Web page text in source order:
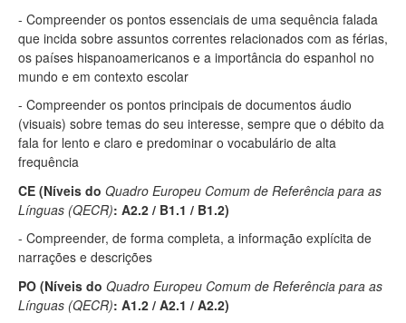
- Compreender os pontos essenciais de uma sequência falada
que incida sobre assuntos correntes relacionados com as férias,
os países hispanoamericanos e a importância do espanhol no
mundo e em contexto escolar
- Compreender os pontos principais de documentos áudio
(visuais) sobre temas do seu interesse, sempre que o débito da
fala for lento e claro e predominar o vocabulário de alta
frequência
CE (Níveis do Quadro Europeu Comum de Referência para as
Línguas (QECR): A2.2 / B1.1 / B1.2)
- Compreender, de forma completa, a informação explícita de
narrações e descrições
PO (Níveis do Quadro Europeu Comum de Referência para as
Línguas (QECR): A1.2 / A2.1 / A2.2)